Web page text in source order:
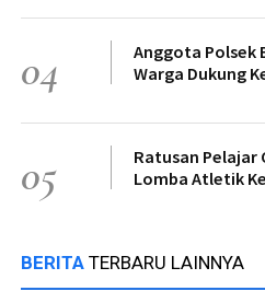
04
Anggota Polsek
Warga Dukung
05
Ratusan Pelajar
Lomba Atletik
BERITA TERBARU LAINNYA